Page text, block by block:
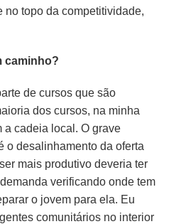
no topo da competitividade,
caminho?
de cursos que são
dos cursos, na minha
a cadeia local. O grave
o desalinhamento da oferta
mais produtivo deveria ter
verificando onde tem
o jovem para ela. Eu
comunitários no interior